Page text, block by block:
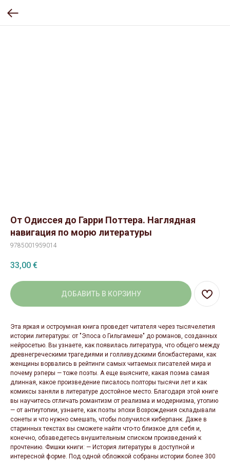
От Одиссея до Гарри Поттера. Наглядная
навигация по морю литературы
9785001959014
33,00 €
ДОБАВИТЬ В КОРЗИНУ
Эта яркая и остроумная книга проведет читателя через тысячелетия
истории литературы: от "Эпоса о Гильгамеше" до романов, созданных
нейросетью. Вы узнаете, как появилась литература, что общего между
древнегреческими трагедиями и голливудскими блокбастерами, как
женщины ворвались в рейтинги самых читаемых писателей мира и
почему рэперы — тоже поэты. А еще выясните, какая поэма самая
длинная, какое произведение писалось полторы тысячи лет и как
комиксы заняли в литературе достойное место. Благодаря этой книге
вы научитесь отличать романтизм от реализма и модернизма, утопию
— от антиутопии, узнаете, как поэты эпохи Возрождения складывали
сонеты и что нужно смешать, чтобы получился киберпанк. Даже в
старинных текстах вы сможете найти что-то близкое для себя и,
конечно, обзаведетесь внушительным списком произведений к
прочтению. Фишки книги: — История литературы в доступной и
интересной форме. Под одной обложкой собраны истории более 300